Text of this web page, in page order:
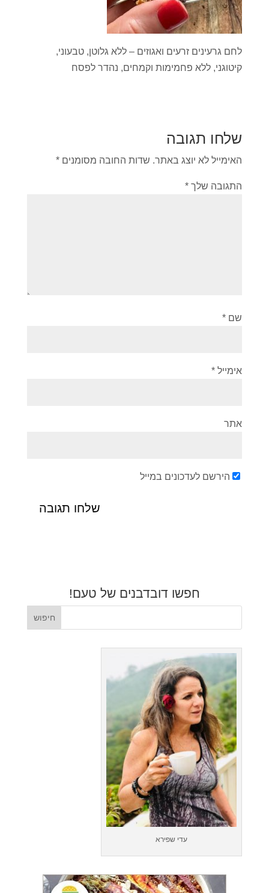
לחם גרעינים זרעים ואגוזים – ללא גלוטן, טבעוני,
קיטוגני, ללא פחמימות וקמחים, נהדר לפסח
שלחו תגובה
האימייל לא יוצג באתר. שדות החובה מסומנים *
התגובה שלך *
שם *
אימייל *
אתר
הירשם לעדכונים במייל
חפשו דובדבנים של טעם!
עדי שפירא